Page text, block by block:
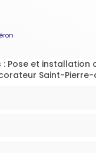
Pose et installation
Saint-Pierre-